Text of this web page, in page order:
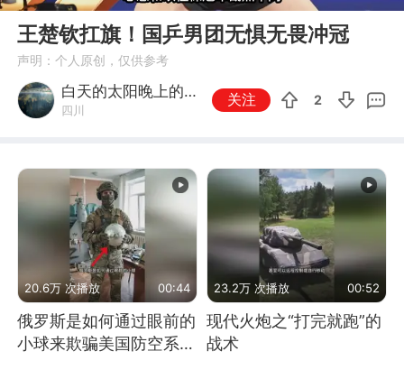
王楚钦扛旗！国乒男团无惧无畏冲冠
声明：个人原创，仅供参考
白天的太阳晚上的月
亮
四川
关注 2
20.6万 次播放 00:44
俄罗斯是如何通过眼前的
小球来欺骗美国防空系统
23.2万 次播放 00:52
现代火炮之“打完就跑”的
战术